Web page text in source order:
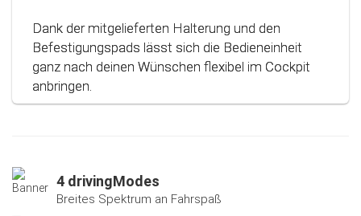
Dank der mitgelieferten Halterung und den
Befestigungspads lässt sich die Bedieneinheit
ganz nach deinen Wünschen flexibel im Cockpit
anbringen.
4 drivingModes
Breites Spektrum an Fahrspaß